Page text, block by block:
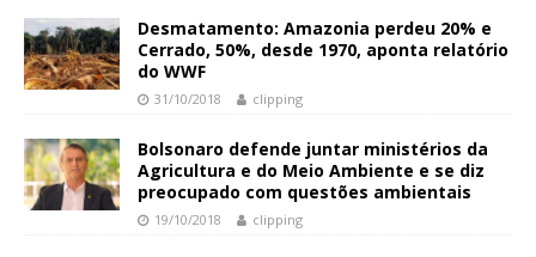
Desmatamento: Amazonia perdeu 20% e
Cerrado, 50%, desde 1970, aponta relatório
do WWF
31/10/2018 clipping
Bolsonaro defende juntar ministérios da
Agricultura e do Meio Ambiente e se diz
preocupado com questões ambientais
19/10/2018 clipping